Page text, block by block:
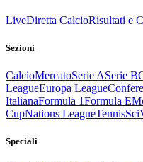
LiveDiretta CalcioRisultati e
Sezioni
CalcioMercatoSerie ASerie B
LeagueEuropa League
ItalianaFormula 1Formula E
CupNations LeagueTennisSci
Speciali